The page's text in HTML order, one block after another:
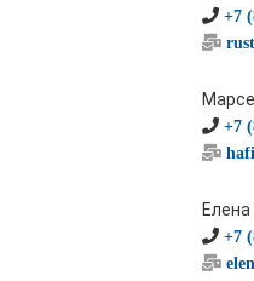
+7
+7
+7